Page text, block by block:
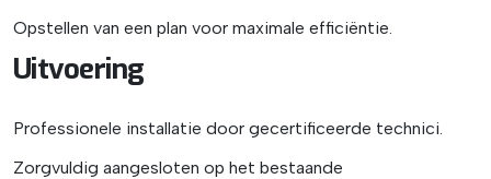
Opstellen van een plan voor maximale efficiëntie.
Uitvoering
Professionele installatie door gecertificeerde technici.
Zorgvuldig aangesloten op het bestaande